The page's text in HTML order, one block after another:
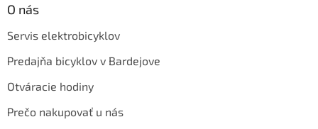
O nás
Servis elektrobicyklov
Predajňa bicyklov v Bardejove
Otváracie hodiny
Prečo nakupovať u nás